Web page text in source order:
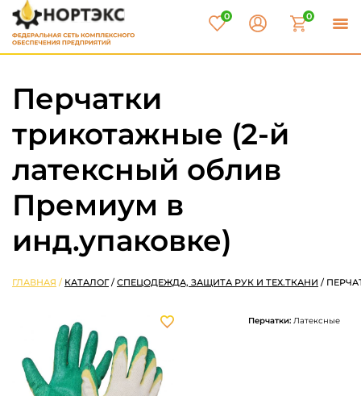
0 0
Перчатки
трикотажные (2-й
латексный облив
Премиум в
инд.упаковке)
ГЛАВНАЯ / КАТАЛОГ/ СПЕЦОДЕЖДА, ЗАЩИТА РУК И ТЕХ.ТКАНИ /
Перчатки:Латексные